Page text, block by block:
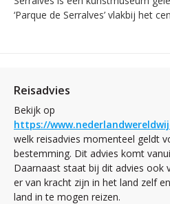
‘Parque de Serralves’ vlakbij het
Reisadvies
Bekijk op
https://
welk reisadvies momenteel geldt
bestemming. Dit advies komt
Daarnaast staat bij dit advies ook
er van kracht zijn in het land zelf
land in te mogen reizen.